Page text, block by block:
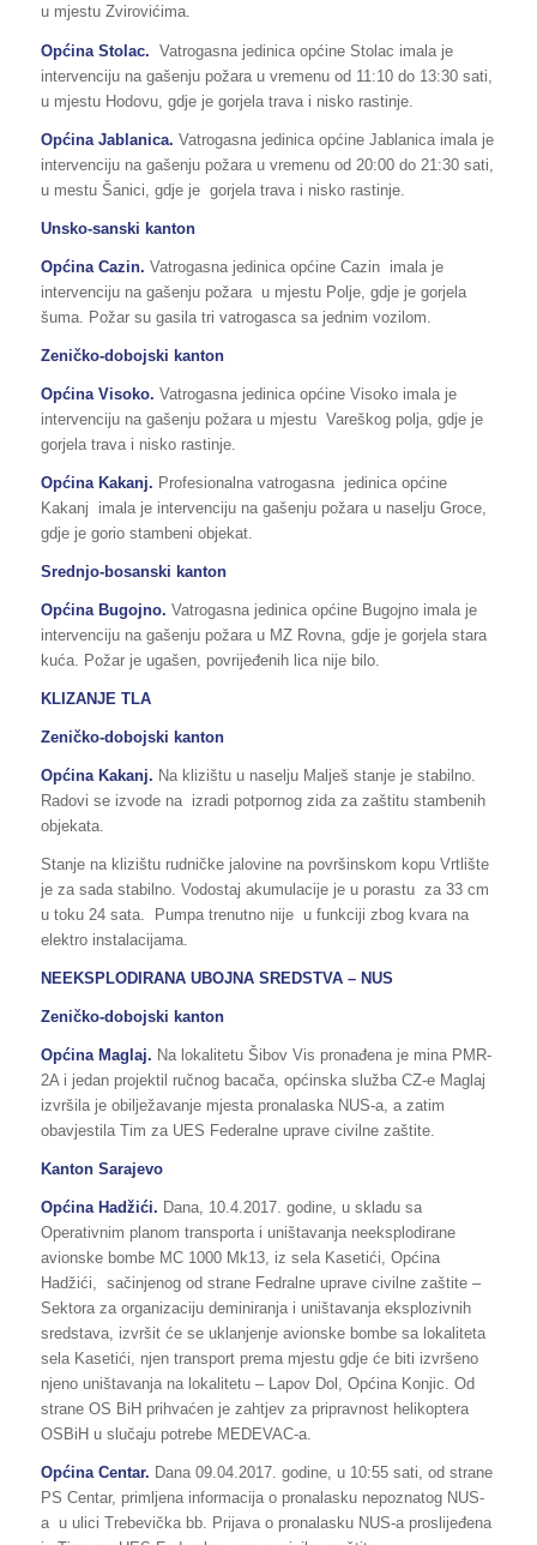
u mjestu Zvirovićima.
Općina Stolac. Vatrogasna jedinica općine Stolac imala je
intervenciju na gašenju požara u vremenu od 11:10 do 13:30 sati,
u mjestu Hodovu, gdje je gorjela trava i nisko rastinje.
Općina Jablanica. Vatrogasna jedinica općine Jablanica imala je
intervenciju na gašenju požara u vremenu od 20:00 do 21:30 sati,
u mestu Šanici, gdje je gorjela trava i nisko rastinje.
Unsko-sanski kanton
Općina Cazin. Vatrogasna jedinica općine Cazin imala je
intervenciju na gašenju požara u mjestu Polje, gdje je gorjela
šuma. Požar su gasila tri vatrogasca sa jednim vozilom.
Zeničko-dobojski kanton
Općina Visoko. Vatrogasna jedinica općine Visoko imala je
intervenciju na gašenju požara u mjestu Vareškog polja, gdje je
gorjela trava i nisko rastinje.
Općina Kakanj. Profesionalna vatrogasna jedinica općine
Kakanj imala je intervenciju na gašenju požara u naselju Groce,
gdje je gorio stambeni objekat.
Srednjo-bosanski kanton
Općina Bugojno. Vatrogasna jedinica općine Bugojno imala je
intervenciju na gašenju požara u MZ Rovna, gdje je gorjela stara
kuća. Požar je ugašen, povrijeđenih lica nije bilo.
KLIZANJE TLA
Zeničko-dobojski kanton
Općina Kakanj. Na klizištu u naselju Malješ stanje je stabilno.
Radovi se izvode na izradi potpornog zida za zaštitu stambenih
objekata.
Stanje na klizištu rudničke jalovine na površinskom kopu Vrtlište
je za sada stabilno. Vodostaj akumulacije je u porastu za 33 cm
u toku 24 sata. Pumpa trenutno nije u funkciji zbog kvara na
elektro instalacijama.
NEEKSPLODIRANA UBOJNA SREDSTVA – NUS
Zeničko-dobojski kanton
Općina Maglaj. Na lokalitetu Šibov Vis pronađena je mina PMR-
2A i jedan projektil ručnog bacača, općinska služba CZ-e Maglaj
izvršila je obilježavanje mjesta pronalaska NUS-a, a zatim
obavjestila Tim za UES Federalne uprave civilne zaštite.
Kanton Sarajevo
Općina Hadžići. Dana, 10.4.2017. godine, u skladu sa
Operativnim planom transporta i uništavanja neeksplodirane
avionske bombe MC 1000 Mk13, iz sela Kasetići, Općina
Hadžići, sačinjenog od strane Fedralne uprave civilne zaštite –
Sektora za organizaciju deminiranja i uništavanja eksplozivnih
sredstava, izvršit će se uklanjenje avionske bombe sa lokaliteta
sela Kasetići, njen transport prema mjestu gdje će biti izvršeno
njeno uništavanja na lokalitetu – Lapov Dol, Općina Konjic. Od
strane OS BiH prihvaćen je zahtjev za pripravnost helikoptera
OSBiH u slučaju potrebe MEDEVAC-a.
Općina Centar. Dana 09.04.2017. godine, u 10:55 sati, od strane
PS Centar, primljena informacija o pronalasku nepoznatog NUS-
a u ulici Trebevička bb. Prijava o pronalasku NUS-a proslijeđena